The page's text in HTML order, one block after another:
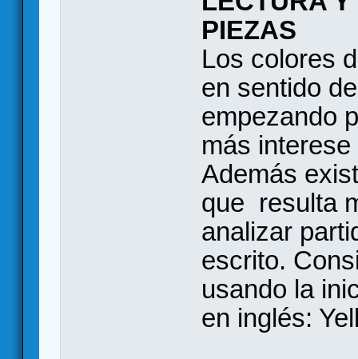
PIEZAS
Los colores
en sentido
empezando
más
Además
que resulta
analizar
escrito.
usando la
en inglés: